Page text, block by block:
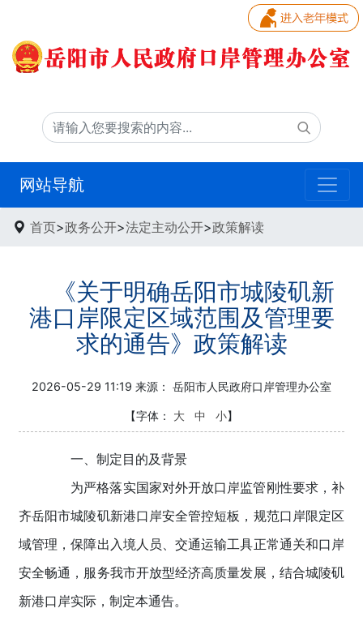
网站导航
首页>政务公开>法定主动公开>政策解读
《关于明确岳阳市城陵矶新
港口岸限定区域范围及管理要
求的通告》政策解读
2026-05-29 11:19 来源： 岳阳市人民政府口岸管理办公室
【字体： 大 中 小】
一、制定目的及背景
为严格落实国家对外开放口岸监管刚性要求，补
齐岳阳市城陵矶新港口岸安全管控短板，规范口岸限定区
域管理，保障出入境人员、交通运输工具正常通关和口岸
安全畅通，服务我市开放型经济高质量发展，结合城陵矶
新港口岸实际，制定本通告。